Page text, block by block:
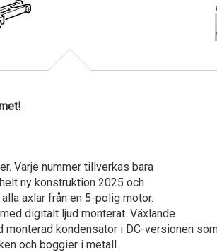
Varje nummer tillverkas bara
ny konstruktion 2025 och
axlar från en 5-polig motor.
digitalt ljud monterat. Växlande
kondensator i DC-versionen
och boggier i metall.